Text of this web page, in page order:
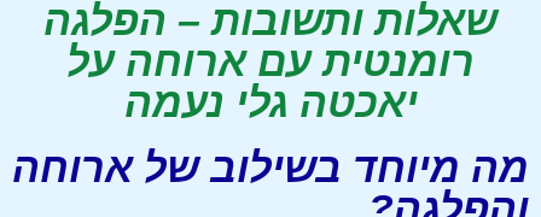
שאלות ותשובות – הפלגה
רומנטית עם ארוחה על
יאכטה גלי נעמה
מה מיוחד בשילוב של ארוחה